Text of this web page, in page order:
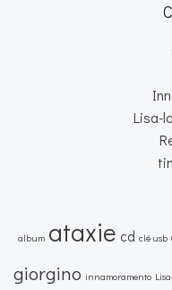
Lisa-
album ataxie cd clé usb
giorgino innamoramento